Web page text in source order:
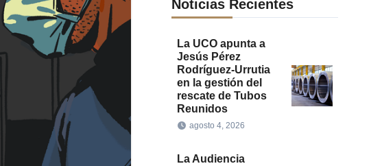
Noticias Recientes
La UCO apunta a
Jesús Pérez
Rodríguez-Urrutia
en la gestión del
rescate de Tubos
Reunidos
agosto 4, 2026
La Audiencia